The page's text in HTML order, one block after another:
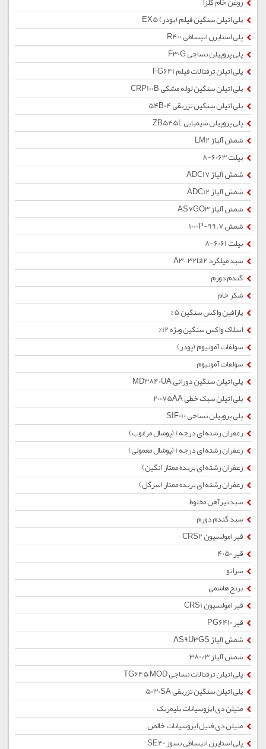
پلی اتیلن سنگین فیلم (پودر) EX5
پلی استایرن انبساطی R400
پلی پروپیلن نساجی F30G
پلی اتیلن ترفتالات فیلم FG641
پلی اتیلن سنگین لوله مشکی CRP100B
پلی اتیلن سنگین تزریقی 54B04
پلی پروپیلن شیمیایی ZB545L
شمش آلیاژ LM2
بیلت 6063-8
شمش آلیاژ ADC17
شمش آلیاژ ADC12
شمش آلیاژ AS7GO3
شمش 1000P-99.7
بیلت 6061-8
سبد میلگرد 12تا32-A3
گندم دورم
شکر خام
پارافین واکس سنگین 5%
اسلاک واکس سنگین ویژه 12%
سولفات آمونیوم (پودر)
سولفات آمونیوم
پلی اتیلن سنگین دورانی MD3840UA
پلی اتیلن سبک خطی 20075AA
پلی پروپیلن نساجی SIF010
زعفران رشته ای درجه 1 (پوشال مرغوب)
زعفران رشته ای درجه 1 (پوشال معمولی)
زعفران رشته ای بریده ممتاز (نگین)
زعفران رشته ای بریده ممتاز (سرگل)
سبد تیرآهن مخلوط
سبد گندم دورم
قیر امولسیون CRS2
قیر 4050
سراتو
برنج هاشمی
قیر امولسیون CRS1
قیر PG6410
شمش آلیاژ AS9U3GS
شمش آلیاژ 380/3
پلی اتیلن ترفتالات نساجی TG645 MOD
پلی اتیلن سنگین تزریقی 5030SA
متیلن دی ایزوسیانات پلیمریک
متیلن دی فنیل ایزوسیانات خالص
پلی استایرن انبساطی نسوز SE40